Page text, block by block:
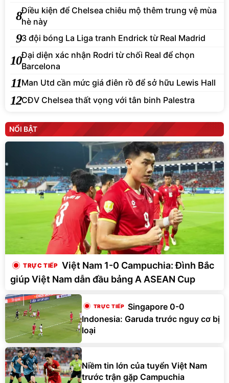
8Điều kiện để Chelsea chiêu mộ thêm trung vệ mùa
hè này
93 đội bóng La Liga tranh Endrick từ Real Madrid
10Đại diện xác nhận Rodri từ chối Real để chọn
Barcelona
11Man Utd cần mức giá điên rồ để sở hữu Lewis Hall
12CĐV Chelsea thất vọng với tân binh Palestra
NỔI BẬT
Việt Nam 1-0 Campuchia: Đình Bắc
giúp Việt Nam dẫn đầu bảng A ASEAN Cup
Singapore 0-0
Indonesia: Garuda trước nguy cơ bị
loại
Niềm tin lớn của tuyển Việt Nam
trước trận gặp Campuchia